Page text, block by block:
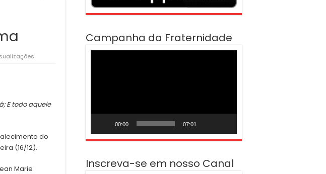
E todo aquele
do
(16/12).
Marie
Campanha da Fraternidade
00:00 07:01
Inscreva-se em nosso Canal